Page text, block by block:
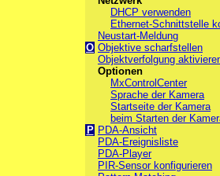
DHCP verwenden
Ethernet-Schnittstelle
Neustart-Meldung
O Objektive scharfstellen
Objektverfolgung
Optionen
MxControlCenter
Sprache der Kamera
Startseite der Kamera
beim Starten der
P PDA-Ansicht
PDA-Ereignisliste
PDA-Player
PIR-Sensor konfigurieren